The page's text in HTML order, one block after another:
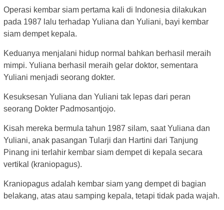
Operasi kembar siam pertama kali di Indonesia dilakukan
pada 1987 lalu terhadap Yuliana dan Yuliani, bayi kembar
siam dempet kepala.
Keduanya menjalani hidup normal bahkan berhasil meraih
mimpi. Yuliana berhasil meraih gelar doktor, sementara
Yuliani menjadi seorang dokter.
Kesuksesan Yuliana dan Yuliani tak lepas dari peran
seorang Dokter Padmosantjojo.
Kisah mereka bermula tahun 1987 silam, saat Yuliana dan
Yuliani, anak pasangan Tularji dan Hartini dari Tanjung
Pinang ini terlahir kembar siam dempet di kepala secara
vertikal (kraniopagus).
Kraniopagus adalah kembar siam yang dempet di bagian
belakang, atas atau samping kepala, tetapi tidak pada wajah.